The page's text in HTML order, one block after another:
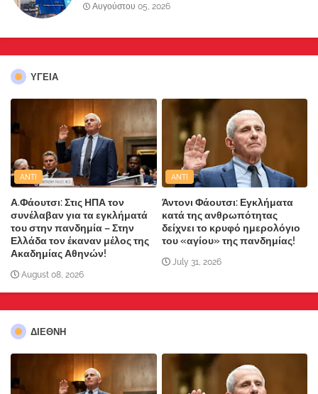
κατοίκους»
Αυγούστου 05, 2026
ΥΓΕΙΑ
ANTI
Α.Φάουτσι: Στις ΗΠΑ τον
συνέλαβαν για τα εγκλήματά
του στην πανδημία – Στην
Ελλάδα τον έκαναν μέλος της
Ακαδημίας Αθηνών!
August 08, 2026
ANTI
Άντονι Φάουτσι: Εγκλήματα
κατά της ανθρωπότητας
δείχνει το κρυφό ημερολόγιο
του «αγίου» της πανδημίας!
July 31, 2026
ΔΙΕΘΝΗ